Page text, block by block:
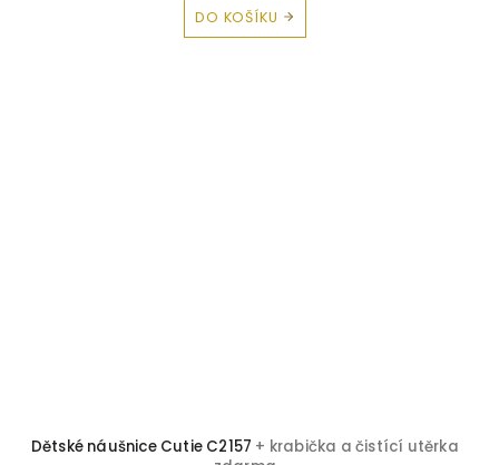
DO KOŠÍKU
Dětské náušnice Cutie C2157 + krabička a čistící utěrka